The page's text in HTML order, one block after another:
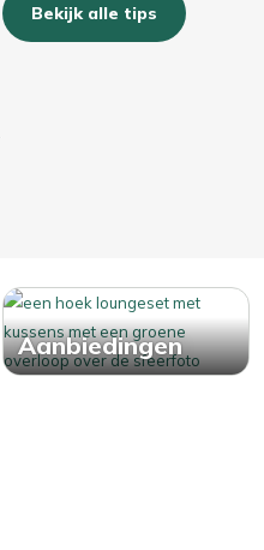
Bekijk alle tips
Aanbiedingen